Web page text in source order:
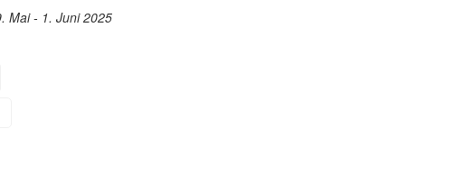
Mai - 1. Juni 2025